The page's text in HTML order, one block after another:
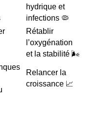
hydrique et
infections 🦠
Rétablir
l’oxygénation
et la stabilité 🌬️
Relancer la
croissance 📈